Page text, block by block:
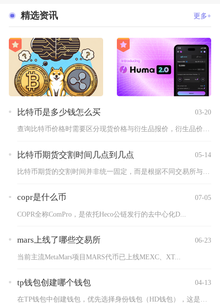
精选资讯 更多+
比特币是多少钱怎么买 03-20
查询比特币价格时需要区分现货价格与衍生品报价，衍生品价格会因...
比特币期货交割时间几点到几点 05-14
比特币期货的交割时间并非统一固定，而是根据不同交易所与合约类...
copr是什么币 07-05
COPR全称ComPro，是依托Heco公链发行的去中心化D...
mars上线了哪些交易所 06-23
当前主流MetaMars项目MARS代币已上线MEXC、XT...
tp钱包创建哪个钱包 04-13
在TP钱包中创建钱包，优先选择身份钱包（HD钱包），这是当前...